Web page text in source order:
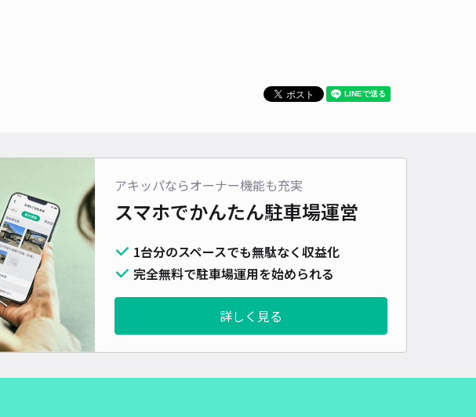
アキッパならオーナー機能も充実
スマホでかんたん駐車場運営
1台分のスペースでも無駄なく収益化
完全無料で駐車場運用を始められる
詳しく見る